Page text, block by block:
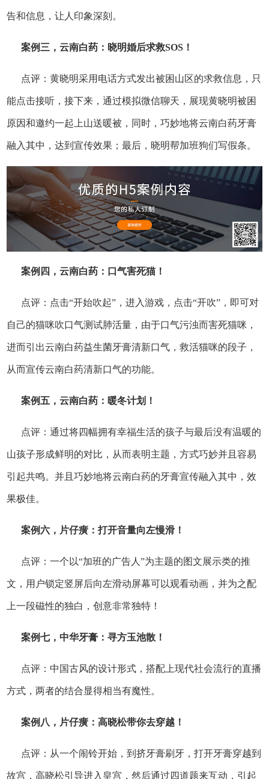
告和信息，让人印象深刻。
案例三，云南白药：晓明婚后求救SOS！
点评：黄晓明采用电话方式发出被困山区的求救信息，只
能点击接听，接下来，通过模拟微信聊天，展现黄晓明被困
原因和邀约一起上山送暖被，同时，巧妙地将云南白药牙膏
融入其中，达到宣传效果；最后，晓明帮加班狗们写假条。
案例四，云南白药：口气害死猫！
点评：点击“开始吹起”，进入游戏，点击“开吹”，即可对
自己的猫咪吹口气测试肺活量，由于口气污浊而害死猫咪，
进而引出云南白药益生菌牙膏清新口气，救活猫咪的段子，
从而宣传云南白药清新口气的功能。
案例五，云南白药：暖冬计划！
点评：通过将四幅拥有幸福生活的孩子与最后没有温暖的
山孩子形成鲜明的对比，从而表明主题，方式巧妙并且容易
引起共鸣。并且巧妙地将云南白药的牙膏宣传融入其中，效
果极佳。
案例六，片仔癀：打开音量向左慢滑！
点评：一个以“加班的广告人”为主题的图文展示类的推
文，用户锁定竖屏后向左滑动屏幕可以观看动画，并为之配
上一段磁性的独白，创意非常独特！
案例七，中华牙膏：寻方玉池散！
点评：中国古风的设计形式，搭配上现代社会流行的直播
方式，两者的结合显得相当有魔性。
案例八，片仔癀：高晓松带你去穿越！
点评：从一个闹铃开始，到挤牙膏刷牙，打开牙膏穿越到
故宫，高晓松引导进入皇宫，然后通过四道题来互动，引起